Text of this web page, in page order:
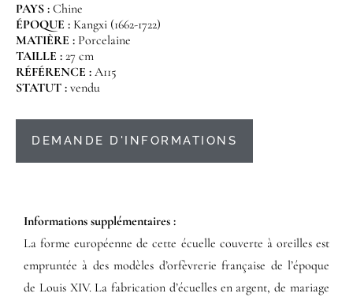
PAYS : Chine
ÉPOQUE : Kangxi (1662-1722)
MATIÈRE : Porcelaine
TAILLE : 27 cm
RÉFÉRENCE : A115
STATUT : vendu
DEMANDE D'INFORMATIONS
Informations supplémentaires​ :​
La forme européenne de cette écuelle couverte à oreilles est
empruntée à des modèles d’orfèvrerie française de l’époque
de Louis XIV. La fabrication d’écuelles en argent, de mariage